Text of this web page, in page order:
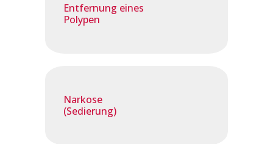
Entfernung eines
Polypen
Narkose
(Sedierung)